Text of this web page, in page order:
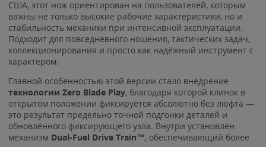
США, этот нож ориентирован на пользователей, которым
важны не только высокие рабочие характеристики, но и
стабильность механики при интенсивной эксплуатации.
Подходит для повседневного ношения, тактических задач,
коллекционирования и просто как надёжный инструмент с
характером.
Главной особенностью этой версии стало внедрение
технологии Zero Blade Play, благодаря которой клинок в
открытом положении фиксируется абсолютно без люфта —
это результат предельно точной подгонки деталей и
обновлённого фиксирующего узла. Внутри установлен
механизм Dual-Fuel Drive Train™, обеспечивающий более